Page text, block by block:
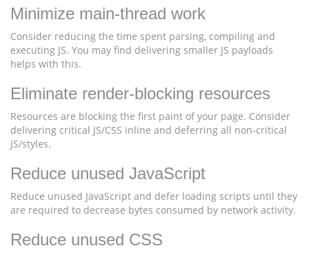
Minimize main-thread work
Consider reducing the time spent parsing, compiling and
executing JS. You may find delivering smaller JS payloads
helps with this.
Eliminate render-blocking resources
Resources are blocking the first paint of your page. Consider
delivering critical JS/CSS inline and deferring all non-critical
JS/styles.
Reduce unused JavaScript
Reduce unused JavaScript and defer loading scripts until they
are required to decrease bytes consumed by network activity.
Reduce unused CSS